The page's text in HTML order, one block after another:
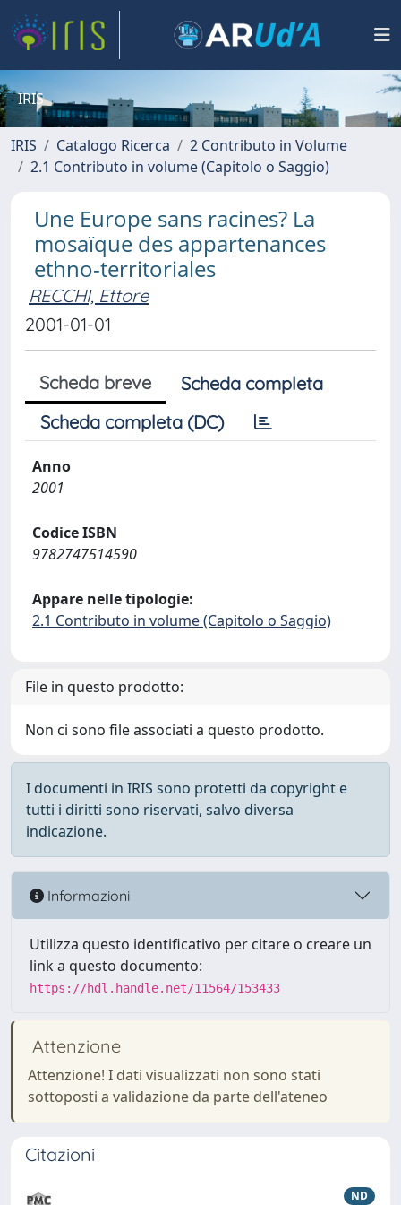
IRIS
IRIS Catalogo Ricerca
2 Contributo in Volume
2.1 Contributo in volume (Capitolo o Saggio)
Une Europe sans racines? La
mosaïque des appartenances
ethno-territoriales
RECCHI, Ettore
2001-01-01
Scheda breve
Scheda completa
Scheda completa (DC)
Anno
2001
Codice ISBN
9782747514590
Appare nelle tipologie:
2.1 Contributo in volume (Capitolo o Saggio)
File in questo prodotto:
Non ci sono file associati a questo prodotto.
I documenti in IRIS sono protetti da copyright e
tutti i diritti sono riservati, salvo diversa
indicazione.
Informazioni
Utilizza questo identificativo per citare o creare un
link a questo documento:
https://hdl.handle.net/11564/153433
Attenzione
Attenzione! I dati visualizzati non sono stati
sottoposti a validazione da parte dell'ateneo
Citazioni
ND